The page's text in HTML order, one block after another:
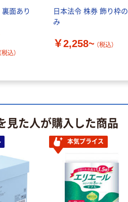
面あり
（税込）
日本法令 株券 飾り枠の
み
￥2,258~ （税込）
見た人が購入した商品
本気プライス